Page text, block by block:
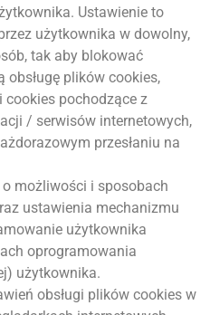
Ustawienie to
użytkownika w dowolny,
tak aby blokować
obsługę plików cookies,
pochodzące z
/ serwisów internetowych,
przesłaniu na
możliwości i sposobach
ustawienia mechanizmu
użytkownika
oprogramowania
użytkownika.
obsługi plików cookies w